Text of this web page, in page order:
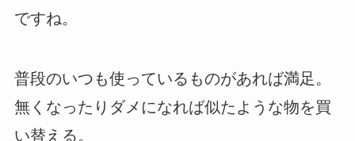
ですね。
普段のいつも使っているものがあれば満足。
無くなったりダメになれば似たような物を買
い替える。